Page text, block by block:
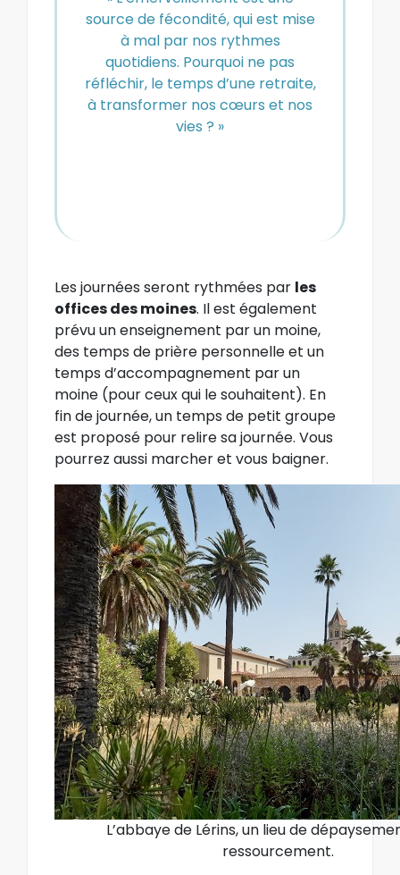
source de fécondité, qui est mise
à mal par nos rythmes
quotidiens. Pourquoi ne pas
réfléchir, le temps d’une retraite,
à transformer nos cœurs et nos
vies ? »
Les journées seront rythmées par les
offices des moines. Il est également
prévu un enseignement par un moine,
des temps de prière personnelle et un
temps d’accompagnement par un
moine (pour ceux qui le souhaitent). En
fin de journée, un temps de petit groupe
est proposé pour relire sa journée. Vous
pourrez aussi marcher et vous baigner.
L’abbaye de Lérins, un lieu de
ressourcement.